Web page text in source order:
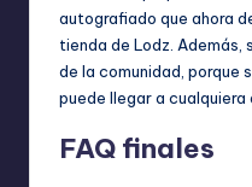
autografiado que ahora
tienda de Lodz. Además,
de la comunidad, porque
puede llegar a cualquiera
FAQ finales